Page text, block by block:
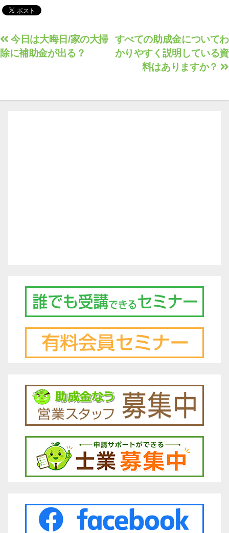
ーニング/セミナー等
投
稿
ゲ
すべての助成金についてわ
かりやすく説明している資
料はありますか？
今日は大晦日/家の大掃
除に補助金が出る？